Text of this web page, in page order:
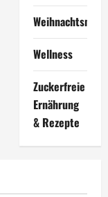
Wellness
Zuckerfreie
Ernährung
& Rezepte